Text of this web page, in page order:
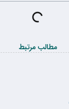
مطالب مرتبط